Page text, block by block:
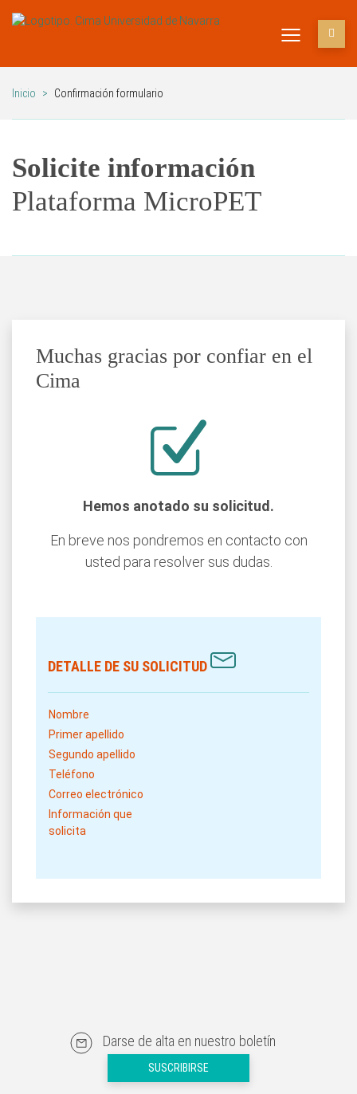
Inicio > Confirmación formulario
Solicite información
Plataforma MicroPET
Muchas gracias por confiar en el
Cima
Hemos anotado su solicitud.
En breve nos pondremos en contacto con
usted para resolver sus dudas.
DETALLE DE SU SOLICITUD
Nombre
Primer apellido
Segundo apellido
Teléfono
Correo electrónico
Información que
solicita
Darse de alta en nuestro boletín
SUSCRIBIRSE